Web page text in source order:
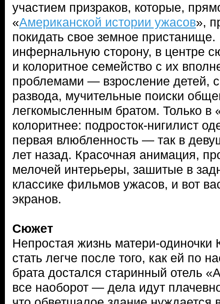
участием призраков, которые,
«Американской истории ужасов»,
покидать свое земное
инфернальную сторону, в центре
и колоритное семейство с их
проблемами — взросление детей,
развода, мучительные поиски
легкомысленным братом. Только в
колоритнее: подросток-нигилист
первая влюбленность — так в
лет назад. Красочная анимация,
мелочей интерьеры, зашитые в
классике фильмов ужасов, и вот
экранов.
Сюжет
Непростая жизнь матери-
стать легче после того, как ей по
брата достался старинный отель
все наоборот — дела идут